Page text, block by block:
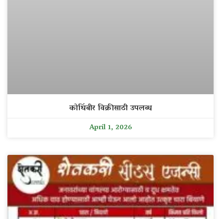
कोथिंबीर विक्रीसाठी उपलब्ध
April 1, 2026